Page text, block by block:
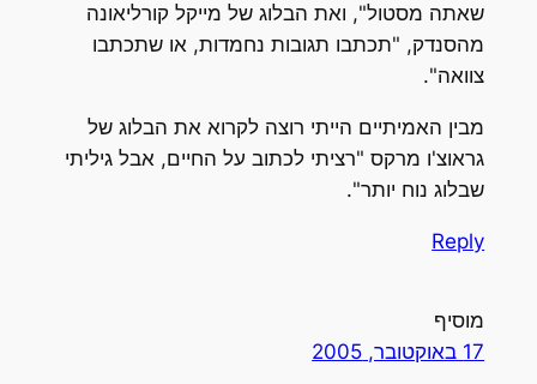
שאתה מסטול", ואת הבלוג של מייקל קורליאונה
מהסנדק, "תכתבו תגובות נחמדות, או שתכתבו
צוואה".
מבין האמיתיים הייתי רוצה לקרוא את הבלוג של
גראוצ'ו מרקס "רציתי לכתוב על החיים, אבל גיליתי
שבלוג נוח יותר".
Reply
מוסיף
17 באוקטובר, 2005